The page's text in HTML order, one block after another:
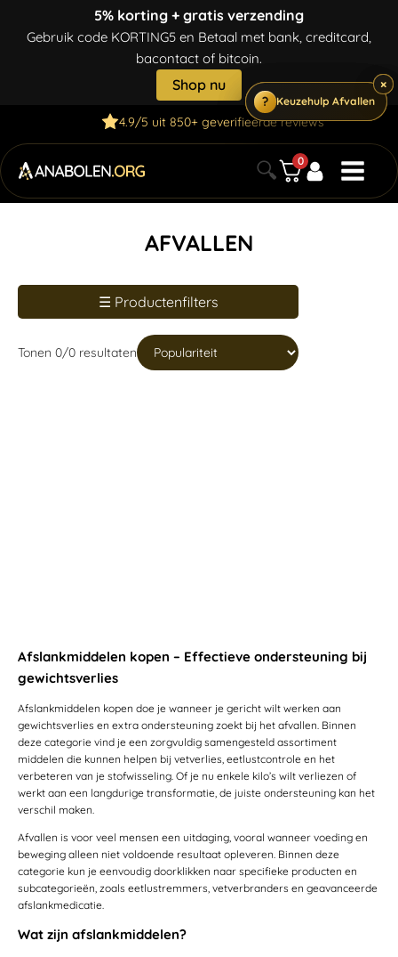
5% korting + gratis verzending
Gebruik code KORTING5 en Betaal met bank, creditcard,
bacontact of bitcoin.
Shop nu
4.9/5 uit 850+ geverifieerde reviews
🔍 0
AFVALLEN
☰ Productenfilters
Tonen 0/0 resultaten
Afslankmiddelen kopen – Effectieve ondersteuning bij
gewichtsverlies
Afslankmiddelen kopen doe je wanneer je gericht wilt werken aan
gewichtsverlies en extra ondersteuning zoekt bij het afvallen. Binnen
deze categorie vind je een zorgvuldig samengesteld assortiment
middelen die kunnen helpen bij vetverlies, eetlustcontrole en het
verbeteren van je stofwisseling. Of je nu enkele kilo’s wilt verliezen of
werkt aan een langdurige transformatie, de juiste ondersteuning kan het
verschil maken.
Afvallen is voor veel mensen een uitdaging, vooral wanneer voeding en
beweging alleen niet voldoende resultaat opleveren. Binnen deze
categorie kun je eenvoudig doorklikken naar specifieke producten en
subcategorieën, zoals eetlustremmers, vetverbranders en geavanceerde
afslankmedicatie.
Wat zijn afslankmiddelen?
? Keuzehulp Afvallen
? Keuzehulp Afvallen
×
? Keuzehulp Afvallen
×